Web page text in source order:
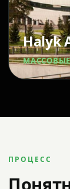
Halyk
ПРОЦЕСС